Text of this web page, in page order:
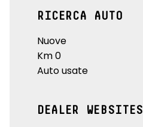
RICERCA AUTO
Nuove
Km 0
Auto usate
DEALER WEBSITES